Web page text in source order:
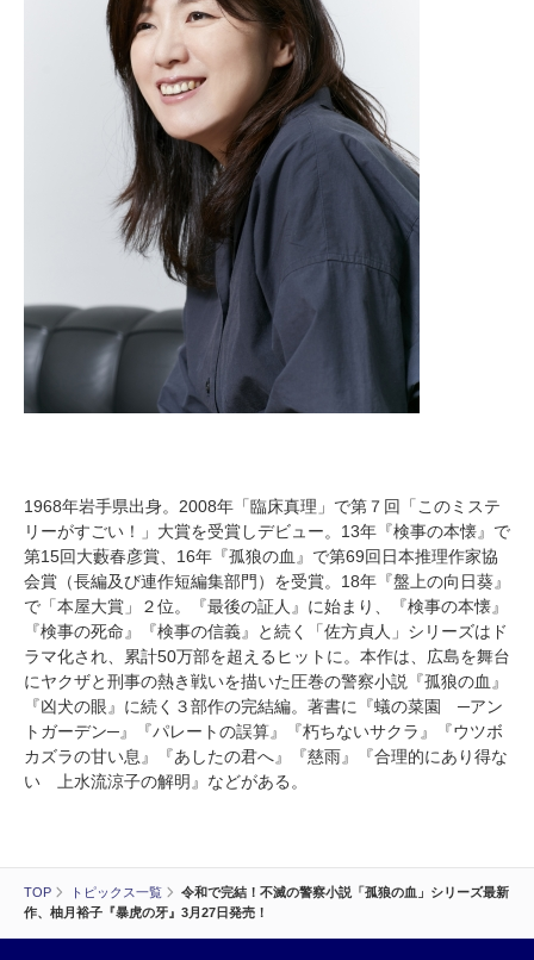
TOP トピックス一覧
令和で完結！不滅の警察小説「孤狼の血」シリーズ最新
作、柚月裕子『暴虎の牙』3月27日発売！
1968年岩手県出身。2008年「臨床真理」で第７回「このミステ
リーがすごい！」大賞を受賞しデビュー。13年『検事の本懐』で
第15回大藪春彦賞、16年『孤狼の血』で第69回日本推理作家協
会賞（長編及び連作短編集部門）を受賞。18年『盤上の向日葵』
で「本屋大賞」２位。『最後の証人』に始まり、『検事の本懐』
『検事の死命』『検事の信義』と続く「佐方貞人」シリーズはド
ラマ化され、累計50万部を超えるヒットに。本作は、広島を舞台
にヤクザと刑事の熱き戦いを描いた圧巻の警察小説『孤狼の血』
『凶犬の眼』に続く３部作の完結編。著書に『蟻の菜園 ─アン
トガーデン─』『パレートの誤算』『朽ちないサクラ』『ウツボ
カズラの甘い息』『あしたの君へ』『慈雨』『合理的にあり得な
い 上水流涼子の解明』などがある。